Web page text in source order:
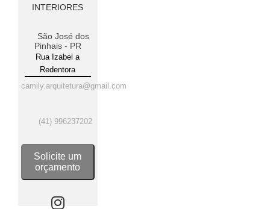
INTERIORES
São José dos
Pinhais - PR
Rua Izabel a
Redentora
camily.arquitetura@gmail.com
(41) 996237202
Solicite um
orçamento